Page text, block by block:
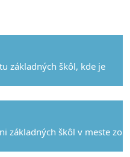
základných škôl, kde je
základných škôl v meste zo